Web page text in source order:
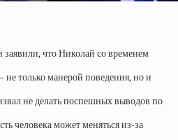
заявили, что Николай со временем
только манерой поведения, но и
не делать поспешных выводов по
человека может меняться из-за